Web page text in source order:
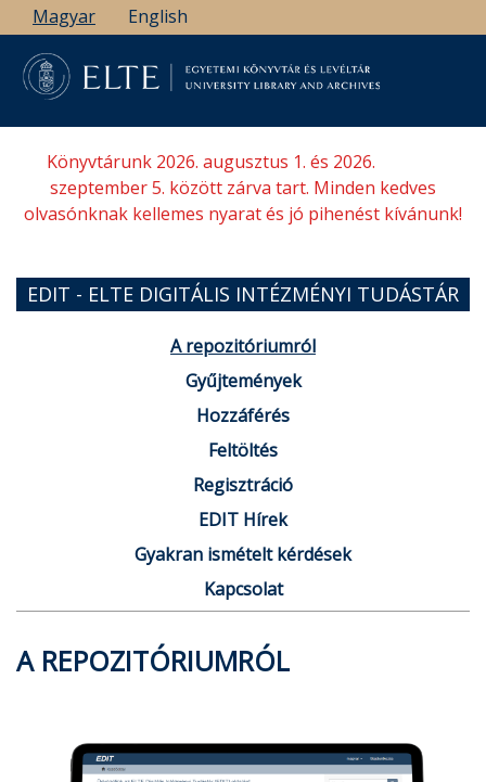
Ugrás
a
tartalomra
Magyar English
Könyvtárunk 2026. augusztus 1. és 2026.
szeptember 5. között zárva tart. Minden kedves
olvasónknak kellemes nyarat és jó pihenést kívánunk!
EDIT - ELTE DIGITÁLIS INTÉZMÉNYI TUDÁSTÁR
A repozitóriumról
Gyűjtemények
Hozzáférés
Feltöltés
Regisztráció
EDIT Hírek
Gyakran ismételt kérdések
Kapcsolat
A REPOZITÓRIUMRÓL